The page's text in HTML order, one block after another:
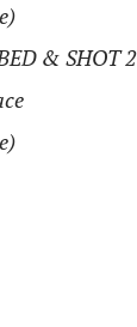
& SHOT 2